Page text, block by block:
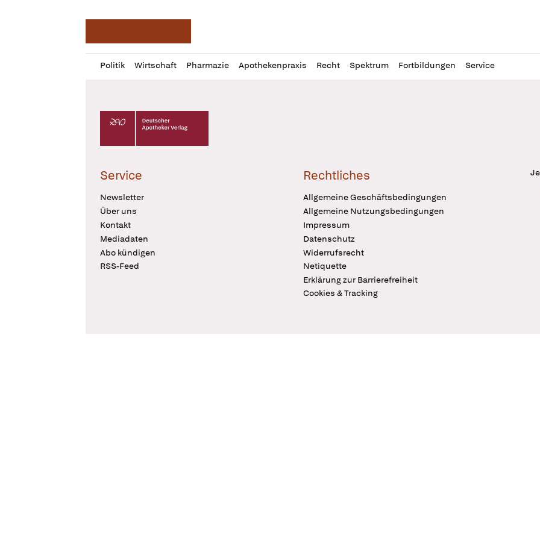
Politik Wirtschaft Pharmazie Apothekenpraxis Recht Spektrum Fortbildungen Service
Profil
öffnen
Daz
Pur
Deutscher Apotheker Verlag Logo
Service
Newsletter
Über uns
Kontakt
Mediadaten
Abo kündigen
RSS-Feed
Rechtliches
Allgemeine Geschäftsbedingungen
Allgemeine Nutzungsbedingungen
Impressum
Datenschutz
Widerrufsrecht
Netiquette
Erklärung zur Barrierefreiheit
Cookies & Tracking